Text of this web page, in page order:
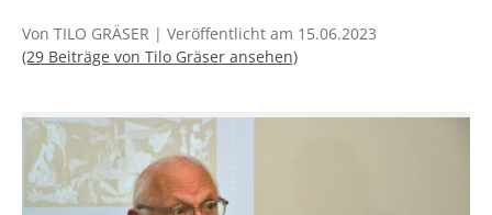
Von TILO GRÄSER | Veröffentlicht am 15.06.2023
(29 Beiträge von Tilo Gräser ansehen)